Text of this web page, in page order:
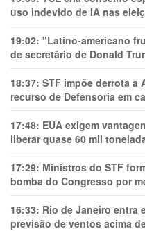
uso indevido de IA nas
19:02: "Latino-americano
de secretário de Donald
18:37: STF impõe derrota a
recurso de Defensoria em
17:48: EUA exigem
liberar quase 60 mil
17:29: Ministros do STF
bomba do Congresso por
16:33: Rio de Janeiro entra
previsão de ventos acima